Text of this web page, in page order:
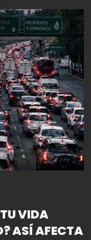
VIDA
ASÍ AFECTA